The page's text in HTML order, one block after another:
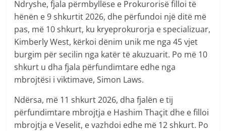
Ndryshe, fjala përmbyllëse e Prokurorisë filloi të
hënën e 9 shkurtit 2026, dhe përfundoi një ditë më
pas, më 10 shkurt, ku kryeprokurorja e specializuar,
Kimberly West, kërkoi dënim unik me nga 45 vjet
burgim për secilin nga katër të akuzuarit. Po më 10
shkurt u dha fjala përfundimtare edhe nga
mbrojtësi i viktimave, Simon Laws.
Ndërsa, më 11 shkurt 2026, dha fjalën e tij
përfundimtare mbrojtja e Hashim Thaçit dhe e filloi
mbrojtja e Veselit, e vazhdoi edhe më 12 shkurt. Po